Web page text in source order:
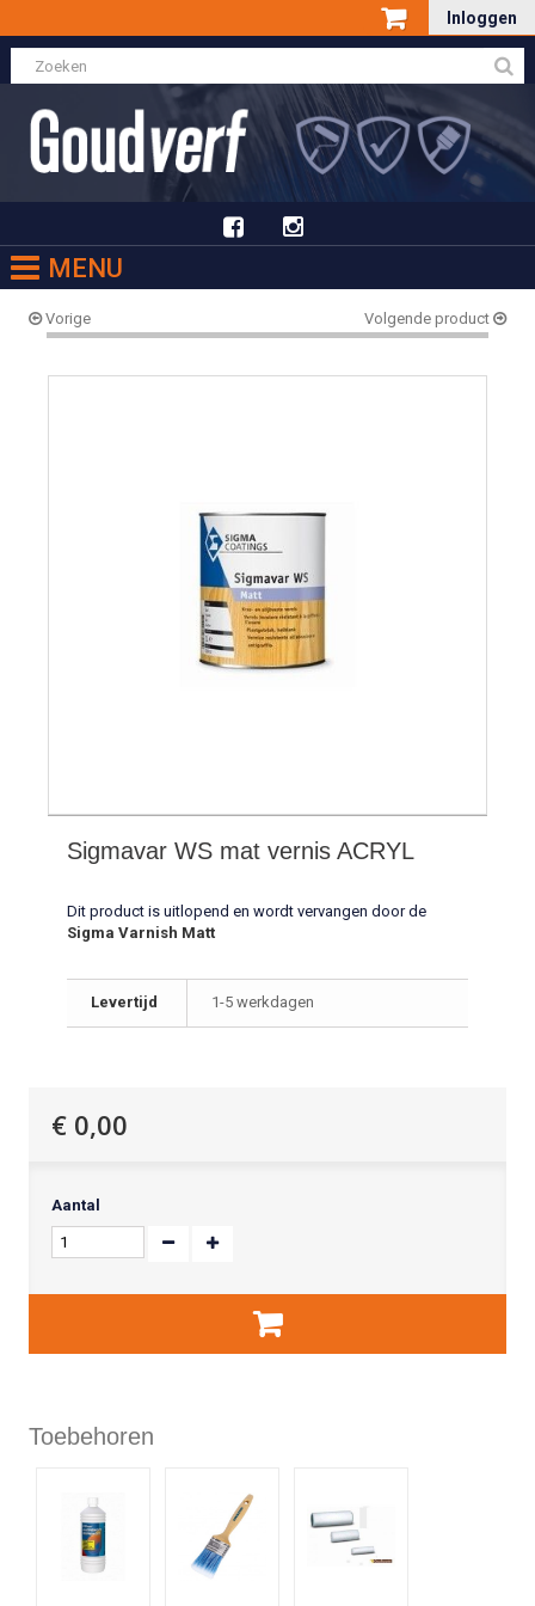
Inloggen
MENU
Vorige Volgende product
Sigmavar WS mat vernis ACRYL
Dit product is uitlopend en wordt vervangen door de
Sigma Varnish Matt
Levertijd 1-5 werkdagen
€ 0,00
Aantal
Toebehoren